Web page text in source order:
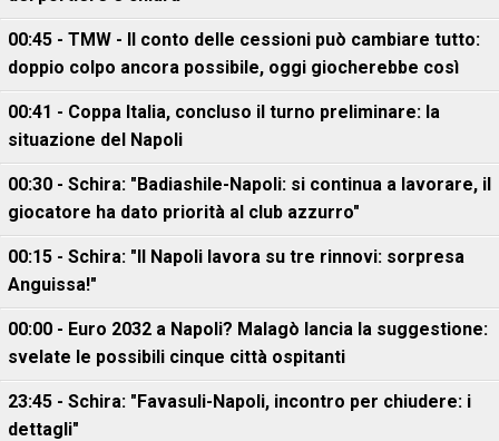
00:45 - TMW - Il conto delle cessioni può cambiare tutto:
doppio colpo ancora possibile, oggi giocherebbe così
00:41 - Coppa Italia, concluso il turno preliminare: la
situazione del Napoli
00:30 - Schira: "Badiashile-Napoli: si continua a lavorare, il
giocatore ha dato priorità al club azzurro"
00:15 - Schira: "Il Napoli lavora su tre rinnovi: sorpresa
Anguissa!"
00:00 - Euro 2032 a Napoli? Malagò lancia la suggestione:
svelate le possibili cinque città ospitanti
23:45 - Schira: "Favasuli-Napoli, incontro per chiudere: i
dettagli"